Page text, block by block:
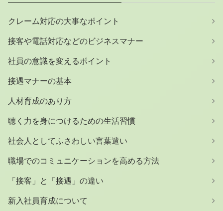
クレーム対応の大事なポイント
接客や電話対応などのビジネスマナー
社員の意識を変えるポイント
接遇マナーの基本
人材育成のあり方
聴く力を身につけるための生活習慣
社会人としてふさわしい言葉遣い
職場でのコミュニケーションを高める方法
「接客」と「接遇」の違い
新入社員育成について